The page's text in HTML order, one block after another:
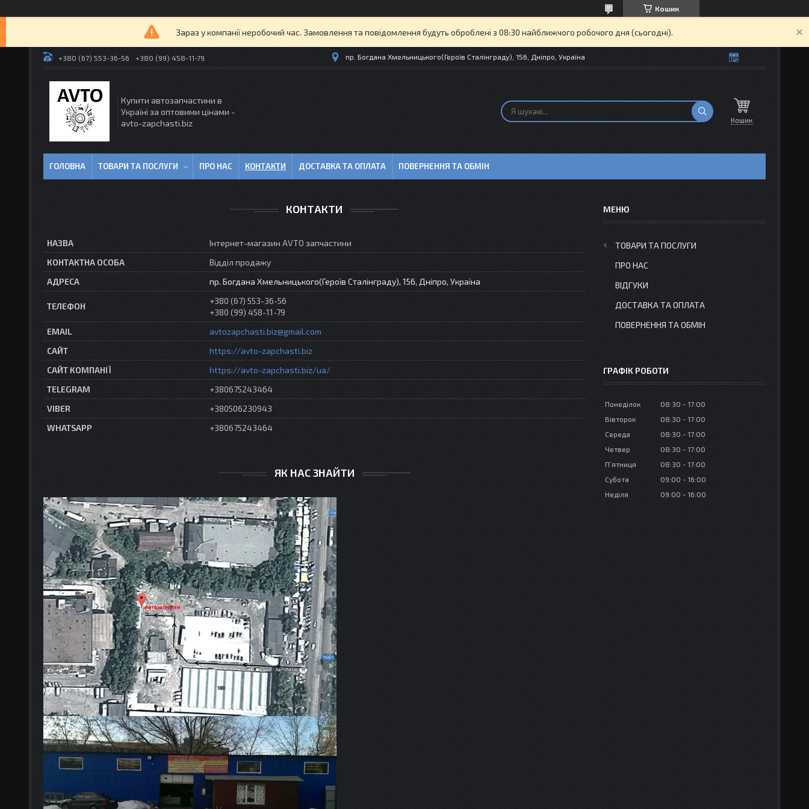
Кошик
Зараз у компанії неробочий час. Замовлення та повідомлення будуть оброблені з 08:30 найближчого робочого дня (сьогодні).
+380 (67) 553-36-56 +380 (99) 458-11-79 пр. Богдана Хмельницького(Героїв Сталінграду), 156, Дніпро, Україна
Купити автозапчастини в
Україні за оптовими цінами -
avto-zapchasti.biz
Кошик
ГОЛОВНА ТОВАРИ ТА ПОСЛУГИ ПРО НАС КОНТАКТИ ДОСТАВКА ТА ОПЛАТА ПОВЕРНЕННЯ ТА ОБМІН
КОНТАКТИ
Інтернет-магазин AVTO запчастини
Відділ продажу
пр. Богдана Хмельницького(Героїв Сталінграду), 156, Дніпро, Україна
+380 (67) 553-36-56
+380 (99) 458-11-79
avtozapchasti.biz@gmail.com
https://avto-zapchasti.biz
https://avto-zapchasti.biz/ua/
+380675243464
+380506230943
+380675243464
ЯК НАС ЗНАЙТИ
ТОВАРИ ТА ПОСЛУГИ
ПРО НАС
ВІДГУКИ
ДОСТАВКА ТА ОПЛАТА
ПОВЕРНЕННЯ ТА ОБМІН
ГРАФІК РОБОТИ
Понеділок 08:30
17:00
Вівторок
08:30
17:00
Середа
08:30
17:00
Четвер
08:30
17:00
Пʼятниця
08:30
17:00
Субота
09:00
16:00
Неділя
09:00 16:00